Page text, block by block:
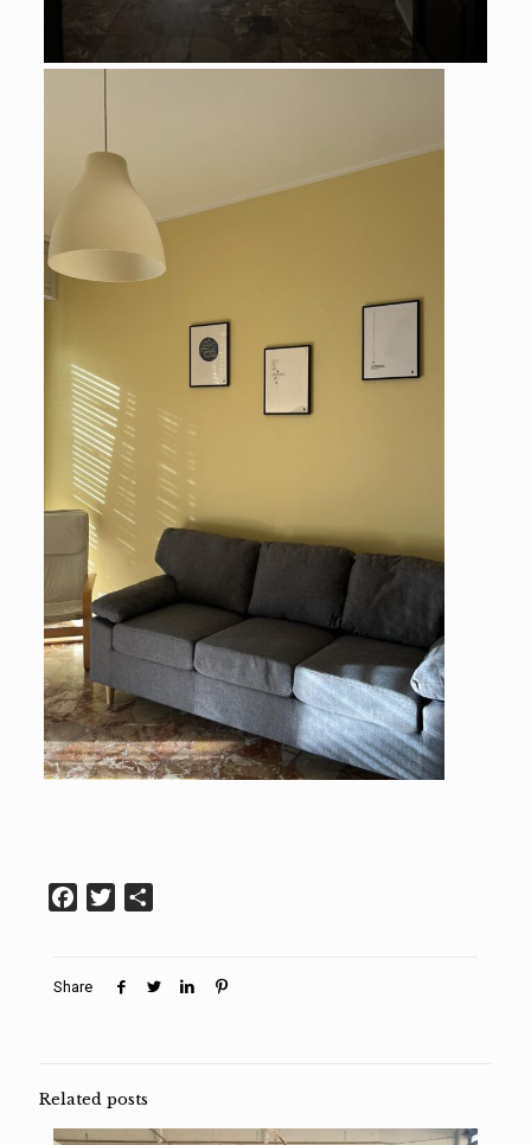
Facebook
Twitter
Share
Related posts